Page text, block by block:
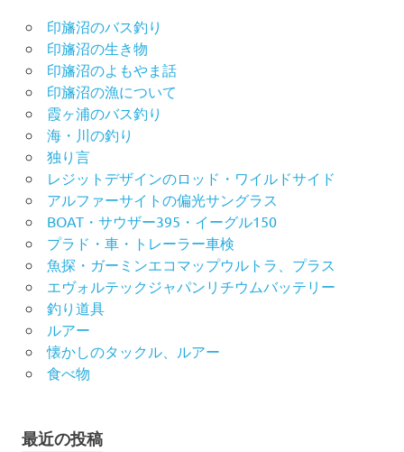
印旛沼のバス釣り
印旛沼の生き物
印旛沼のよもやま話
印旛沼の漁について
霞ヶ浦のバス釣り
海・川の釣り
独り言
レジットデザインのロッド・ワイルドサイド
アルファーサイトの偏光サングラス
BOAT・サウザー395・イーグル150
プラド・車・トレーラー車検
魚探・ガーミンエコマップウルトラ、プラス
エヴォルテックジャパンリチウムバッテリー
釣り道具
ルアー
懐かしのタックル、ルアー
食べ物
最近の投稿